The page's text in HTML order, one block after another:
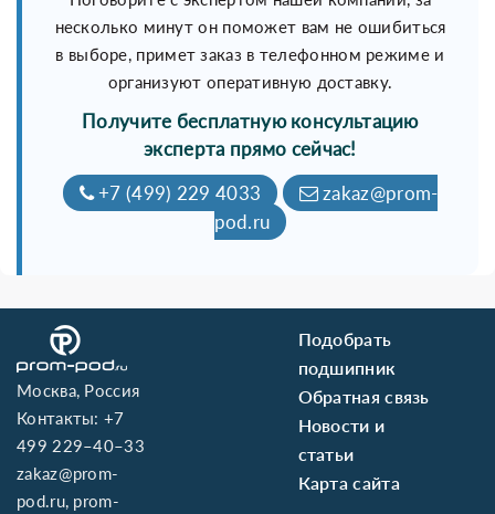
несколько минут он поможет вам не ошибиться
в выборе, примет заказ в телефонном режиме и
организуют оперативную доставку.
Получите бесплатную консультацию
эксперта прямо сейчас!
+7 (499) 229 4033
zakaz@prom-
pod.ru
Москва, Россия
Контакты:+7
499 229–40–33
zakaz@prom-
pod.ru, prom-
Подобрать
подшипник
Обратная связь
Новости и
статьи
Карта сайта